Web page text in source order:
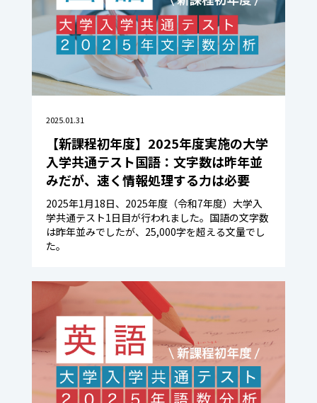
2025.01.31
【新課程初年度】2025年度実施の大学
入学共通テスト国語：文字数は昨年並
みだが、速く情報処理する力は必要
2025年1月18日、2025年度（令和7年度）大学入
学共通テスト1日目が行われました。国語の文字数
は昨年並みでしたが、25,000字を超える文量でし
た。